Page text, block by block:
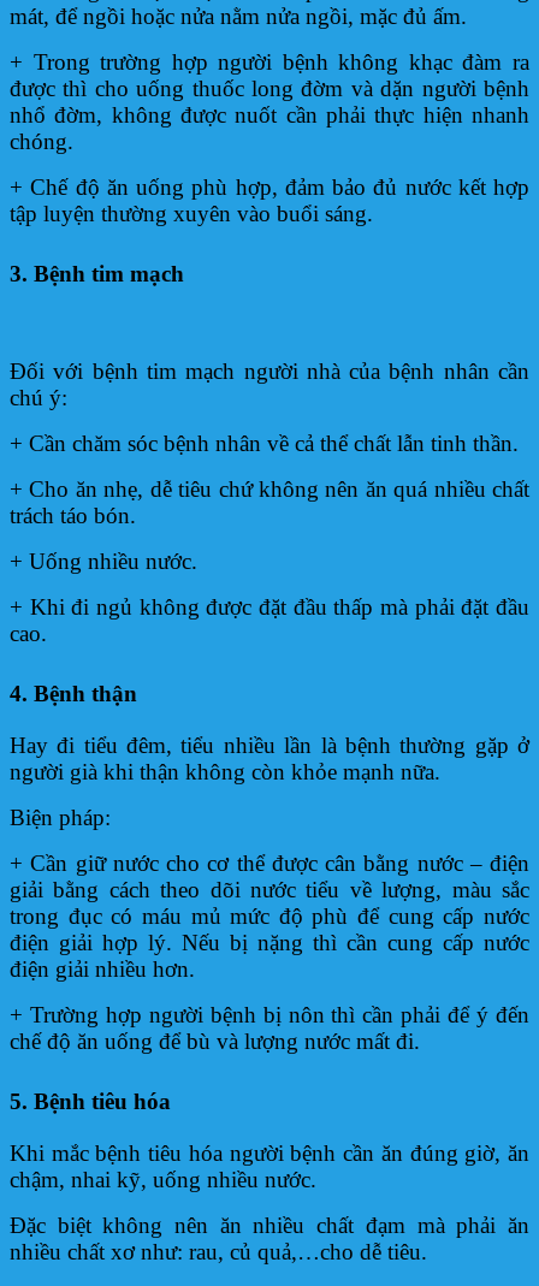
mát, để ngồi hoặc nửa nằm nửa ngồi, mặc đủ ấm.
+ Trong trường hợp người bệnh không khạc đàm ra
được thì cho uống thuốc long đờm và dặn người bệnh
nhổ đờm, không được nuốt cần phải thực hiện nhanh
chóng.
+ Chế độ ăn uống phù hợp, đảm bảo đủ nước kết hợp
tập luyện thường xuyên vào buổi sáng.
3. Bệnh tim mạch
Đối với bệnh tim mạch người nhà của bệnh nhân cần
chú ý:
+ Cần chăm sóc bệnh nhân về cả thể chất lẫn tinh thần.
+ Cho ăn nhẹ, dễ tiêu chứ không nên ăn quá nhiều chất
trách táo bón.
+ Uống nhiều nước.
+ Khi đi ngủ không được đặt đầu thấp mà phải đặt đầu
cao.
4. Bệnh thận
Hay đi tiểu đêm, tiểu nhiều lần là bệnh thường gặp ở
người già khi thận không còn khỏe mạnh nữa.
Biện pháp:
+ Cần giữ nước cho cơ thể được cân bằng nước – điện
giải bằng cách theo dõi nước tiểu về lượng, màu sắc
trong đục có máu mủ mức độ phù để cung cấp nước
điện giải hợp lý. Nếu bị nặng thì cần cung cấp nước
điện giải nhiều hơn.
+ Trường hợp người bệnh bị nôn thì cần phải để ý đến
chế độ ăn uống để bù và lượng nước mất đi.
5. Bệnh tiêu hóa
Khi mắc bệnh tiêu hóa người bệnh cần ăn đúng giờ, ăn
chậm, nhai kỹ, uống nhiều nước.
Đặc biệt không nên ăn nhiều chất đạm mà phải ăn
nhiều chất xơ như: rau, củ quả,…cho dễ tiêu.